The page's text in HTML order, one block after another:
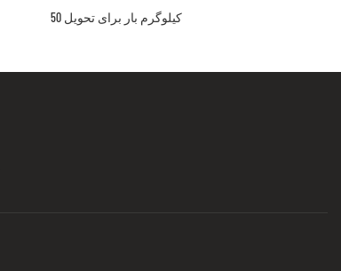
50 کیلوگرم بار برای تحویل